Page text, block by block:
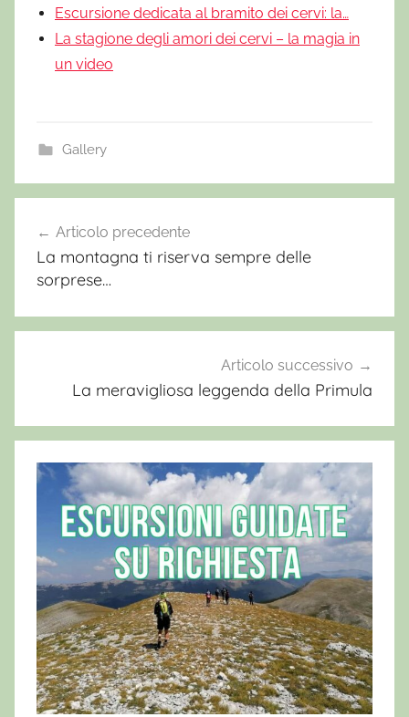
Escursione dedicata al bramito dei cervi: la…
La stagione degli amori dei cervi – la magia in
un video
Gallery
Navigazione
articoli
Articolo precedente
La montagna ti riserva sempre delle
sorprese…
Articolo successivo
La meravigliosa leggenda della Primula